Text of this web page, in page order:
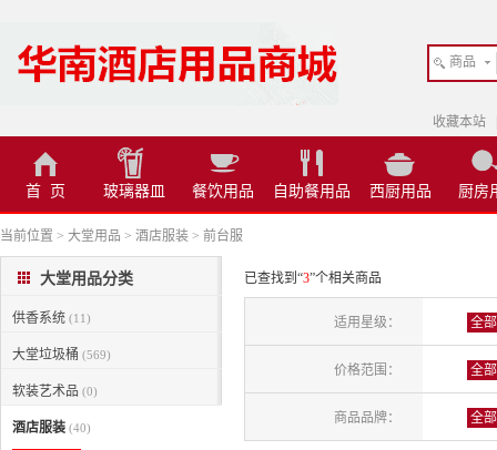
商品
收藏本站
首 页 玻璃器皿 餐饮用品 自助餐用品 西厨用品 厨房
当前位置 > 大堂用品 > 酒店服装 > 前台服
已查找到“3”个相关商品
适用星级： 全部
价格范围： 全部
商品品牌： 全部
大堂用品分类
供香系统 (11)
大堂垃圾桶 (569)
软装艺术品 (0)
酒店服装 (40)